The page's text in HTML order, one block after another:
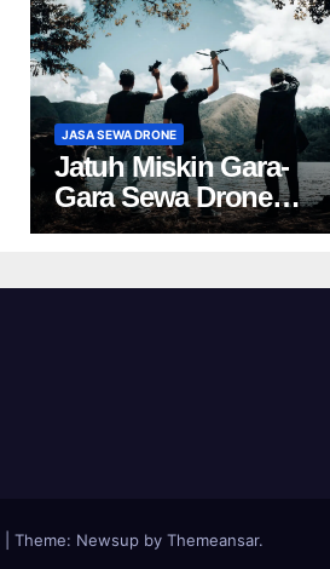
JASA SEWA DRONE
Jatuh Miskin Gara-
Gara Sewa Drone
Yogya? Cek Harga Ini!
Theme: Newsupby Themeansar.